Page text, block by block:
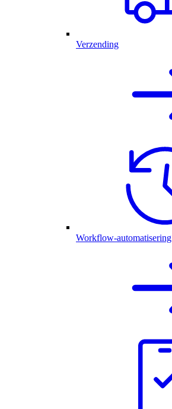
Verzending
Workflow-automatisering